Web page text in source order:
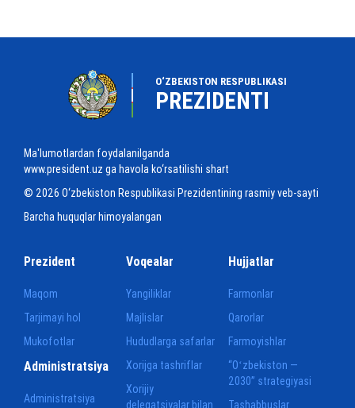
O‘ZBEKISTON RESPUBLIKASI
PREZIDENTI
Ma'lumotlardan foydalanilganda
www.president.uz ga havola ko‘rsatilishi shart
© 2026 O‘zbekiston Respublikasi Prezidentining rasmiy veb-sayti
Barcha huquqlar himoyalangan
Prezident
Maqom
Tarjimayi hol
Mukofotlar
Voqealar
Yangiliklar
Majlislar
Hududlarga safarlar
Xorijga tashriflar
Xorijiy
delegatsiyalar bilan
Hujjatlar
Farmonlar
Qarorlar
Farmoyishlar
“Oʻzbekiston —
2030” strategiyasi
Tashabbuslar
Administratsiya
Administratsiya